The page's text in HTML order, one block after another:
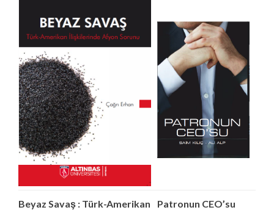
Beyaz Savaş : Türk-Amerikan
Patronun CEO’su